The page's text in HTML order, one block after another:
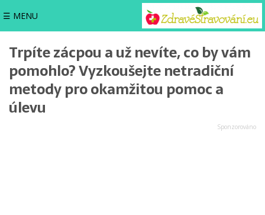
☰ MENU
Trpíte zácpou a už nevíte, co by vám
pomohlo? Vyzkoušejte netradiční
metody pro okamžitou pomoc a
úlevu